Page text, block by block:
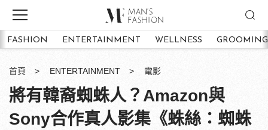
FASHION ENTERTAINMENT WELLNESS GROOMING
首頁 ENTERTAINMENT 電影
將有韓裔蜘蛛人？Amazon與
Sony合作真人影集《蛛絲：蜘蛛